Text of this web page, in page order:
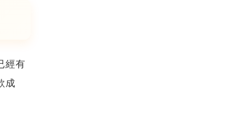
經有
成